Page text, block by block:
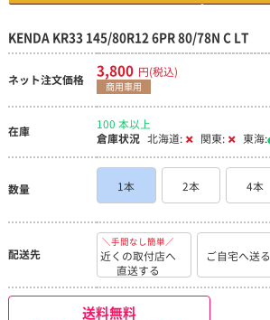
KENDA KR33 145/80R12 6PR 80/78N C LT
ネット注文価格 3,800 円(税込)
商用車用
在庫
100 本以上
倉庫状況 北海道: 関東: 東海:
数量 1本 2本 4本
配送先
＼手間なし簡単／
近くの取付店へ
直送する
ご自宅へ送る
送料無料